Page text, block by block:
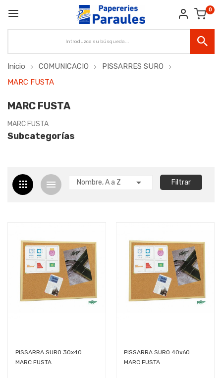
0
Inicio COMUNICACIO
PISSARRES SURO
MARC FUSTA
MARC FUSTA
MARC FUSTA
Subcategorías
Nombre, A a Z  Filtrar
PISSARRA SURO 30x40
MARC FUSTA
PISSARRA SURO 40x60
MARC FUSTA